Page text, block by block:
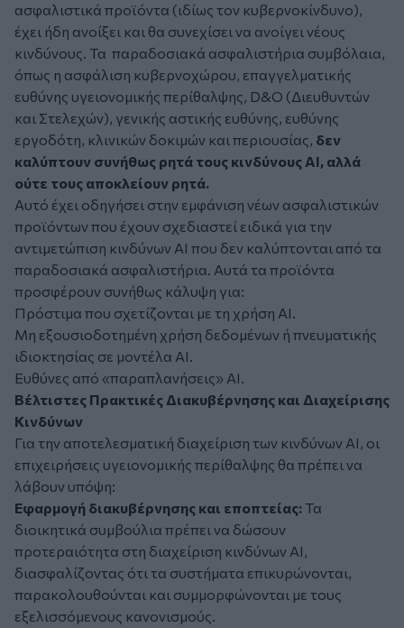
ασφαλιστικά προϊόντα (ιδίως τον κυβερνοκίνδυνο),
έχει ήδη ανοίξει και θα συνεχίσει να ανοίγει νέους
κινδύνους. Τα παραδοσιακά ασφαλιστήρια συμβόλαια,
όπως η ασφάλιση κυβερνοχώρου, επαγγελματικής
ευθύνης υγειονομικής περίθαλψης, D&O (Διευθυντών
και Στελεχών), γενικής αστικής ευθύνης, ευθύνης
εργοδότη, κλινικών δοκιμών και περιουσίας, δεν
καλύπτουν συνήθως ρητά τους κινδύνους AI, αλλά
ούτε τους αποκλείουν ρητά.
Αυτό έχει οδηγήσει στην εμφάνιση νέων ασφαλιστικών
προϊόντων που έχουν σχεδιαστεί ειδικά για την
αντιμετώπιση κινδύνων AI που δεν καλύπτονται από τα
παραδοσιακά ασφαλιστήρια. Αυτά τα προϊόντα
προσφέρουν συνήθως κάλυψη για:
Πρόστιμα που σχετίζονται με τη χρήση AI.
Μη εξουσιοδοτημένη χρήση δεδομένων ή πνευματικής
ιδιοκτησίας σε μοντέλα AI.
Ευθύνες από «παραπλανήσεις» AI.
Βέλτιστες Πρακτικές Διακυβέρνησης και Διαχείρισης
Κινδύνων
Για την αποτελεσματική διαχείριση των κινδύνων AI, οι
επιχειρήσεις υγειονομικής περίθαλψης θα πρέπει να
λάβουν υπόψη:
Εφαρμογή διακυβέρνησης και εποπτείας: Τα
διοικητικά συμβούλια πρέπει να δώσουν
προτεραιότητα στη διαχείριση κινδύνων AI,
διασφαλίζοντας ότι τα συστήματα επικυρώνονται,
παρακολουθούνται και συμμορφώνονται με τους
εξελισσόμενους κανονισμούς.